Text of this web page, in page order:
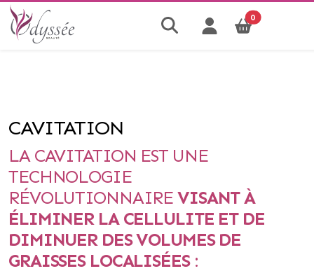
0
CAVITATION
LACAVITATION EST UNE
TECHNOLOGIE
RÉVOLUTIONNAIREVISANT À
ÉLIMINER LA CELLULITE ET DE
DIMINUER DES VOLUMES DE
GRAISSES LOCALISÉES: